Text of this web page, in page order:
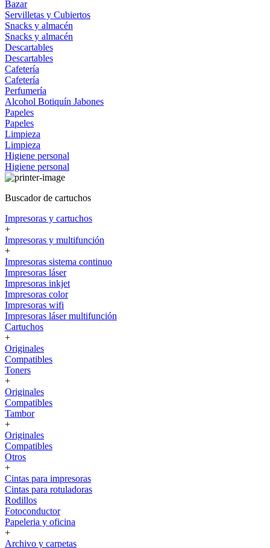
Bazar
Servilletas y Cubiertos
Snacks y almacén
Snacks y almacén
Descartables
Descartables
Cafetería
Cafetería
Perfumería
Alcohol Botiquín Jabones
Papeles
Papeles
Limpieza
Limpieza
Higiene personal
Higiene personal
Buscador de cartuchos
Impresoras y cartuchos
+
Impresoras y multifunción
+
Impresoras sistema continuo
Impresoras láser
Impresoras inkjet
Impresoras color
Impresoras wifi
Impresoras láser multifunción
Cartuchos
+
Originales
Compatibles
Toners
+
Originales
Compatibles
Tambor
+
Originales
Compatibles
Otros
+
Cintas para impresoras
Cintas para rotuladoras
Rodillos
Fotoconductor
Papeleria y oficina
+
Archivo y carpetas